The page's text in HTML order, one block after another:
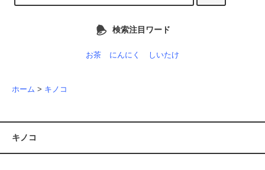
検索注目ワード
お茶 にんにく しいたけ
ホーム > キノコ
キノコ